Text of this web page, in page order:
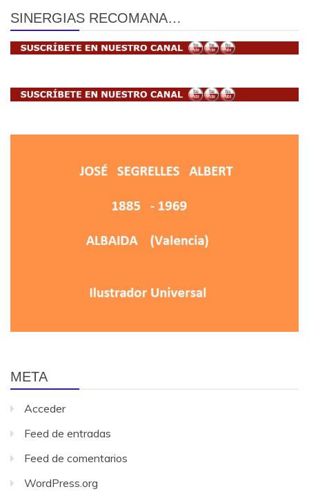
SINERGIAS RECOMANA…
META
Acceder
Feed de entradas
Feed de comentarios
WordPress.org